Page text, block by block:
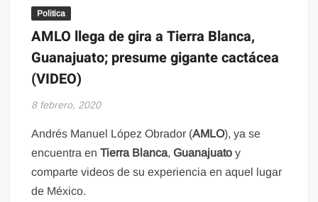
Politica
AMLO llega de gira a Tierra Blanca,
Guanajuato; presume gigante cactácea
(VIDEO)
8 febrero, 2020
Andrés Manuel López Obrador (AMLO), ya se
encuentra enTierra Blanca,Guanajuato y
comparte videos de su experiencia en aquel lugar
de México.